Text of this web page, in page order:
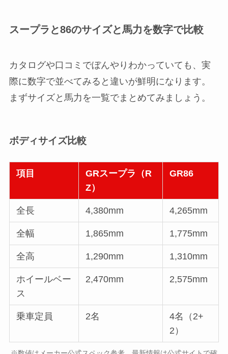
スープラと86のサイズと馬力を数字で比較
カタログや口コミでぼんやりわかっていても、実
際に数字で並べてみると違いが鮮明になります。
まずサイズと馬力を一覧でまとめてみましょう。
ボディサイズ比較
項目
GRスープラ（R
Z）
GR86
全長 4,380mm 4,265mm
全幅 1,865mm 1,775mm
全高 1,290mm 1,310mm
ホイールベー
ス
2,470mm 2,575mm
乗車定員 2名
4名（2+
2）